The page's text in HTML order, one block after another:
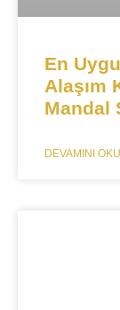
En
Alaşım
Mandal
DEVAMINI